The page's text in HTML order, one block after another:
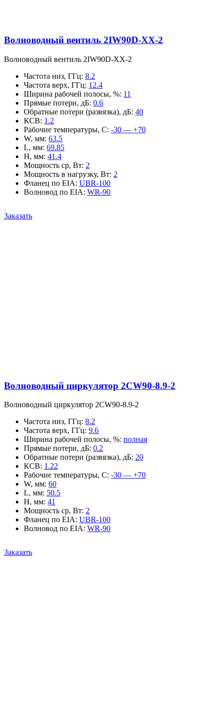
Волноводный вентиль 2IW90D-XX-2
Волноводный вентиль 2IW90D-XX-2
Частота низ, ГГц: 8.2
Частота верх, ГГц: 12.4
Ширина рабочей полосы, %: 11
Прямые потери, дБ: 0.6
Обратные потери (развязка), дБ: 40
КСВ: 1.2
Рабочие температуры, С: -30 — +70
W, мм: 63.5
L, мм: 69.85
H, мм: 41.4
Мощность ср, Вт: 2
Мощность в нагрузку, Вт: 2
Фланец по EIA: UBR-100
Волновод по EIA: WR-90
Заказать
Волноводный циркулятор 2CW90-8.9-2
Волноводный циркулятор 2CW90-8.9-2
Частота низ, ГГц: 8.2
Частота верх, ГГц: 9.6
Ширина рабочей полосы, %: полная
Прямые потери, дБ: 0.2
Обратные потери (развязка), дБ: 20
КСВ: 1.22
Рабочие температуры, С: -30 — +70
W, мм: 60
L, мм: 50.5
H, мм: 41
Мощность ср, Вт: 2
Фланец по EIA: UBR-100
Волновод по EIA: WR-90
Заказать